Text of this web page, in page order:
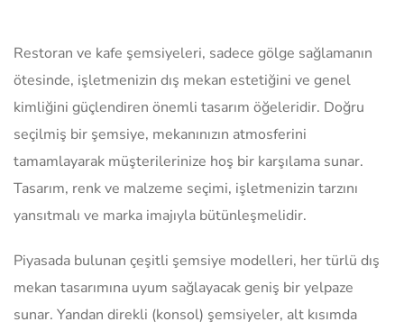
Restoran ve kafe şemsiyeleri, sadece gölge sağlamanın
ötesinde, işletmenizin dış mekan estetiğini ve genel
kimliğini güçlendiren önemli tasarım öğeleridir. Doğru
seçilmiş bir şemsiye, mekanınızın atmosferini
tamamlayarak müşterilerinize hoş bir karşılama sunar.
Tasarım, renk ve malzeme seçimi, işletmenizin tarzını
yansıtmalı ve marka imajıyla bütünleşmelidir.
Piyasada bulunan çeşitli şemsiye modelleri, her türlü dış
mekan tasarımına uyum sağlayacak geniş bir yelpaze
sunar. Yandan direkli (konsol) şemsiyeler, alt kısımda